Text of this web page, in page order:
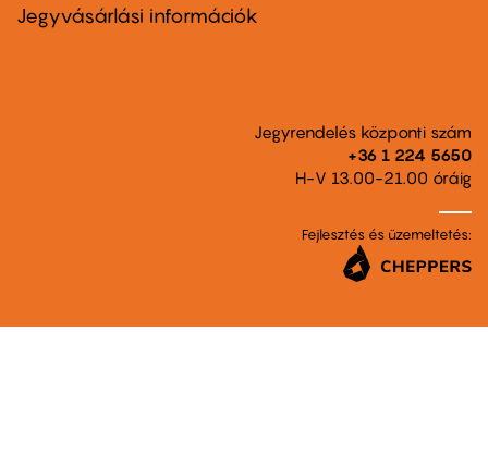
second
Jegyvásárlási információk
Jegyrendelés központi szám
+36 1 224 5650
H-V 13.00-21.00 óráig
Fejlesztés és üzemeltetés: